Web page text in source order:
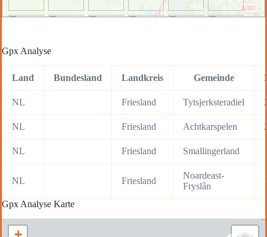
Gpx Analyse
Land Bundesland Landkreis Gemeinde
NL Friesland Tytsjerksteradiel
NL Friesland Achtkarspelen
NL Friesland Smallingerland
NL Friesland
Noardeast-
Fryslân
Gpx Analyse Karte